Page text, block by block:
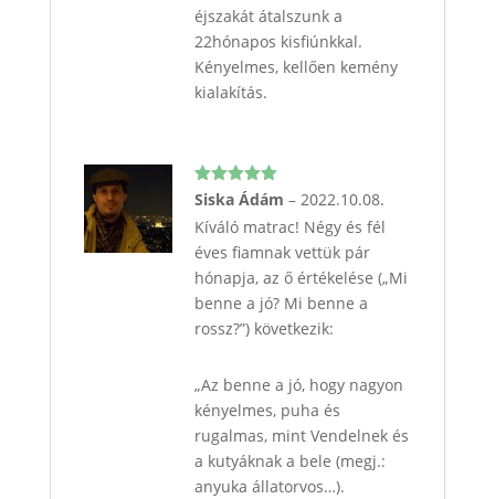
éjszakát átalszunk a
22hónapos kisfiúnkkal.
Kényelmes, kellően kemény
kialakítás.
Értékelés:
Siska Ádám – 2022.10.08.
Kíváló matrac! Négy és fél
éves fiamnak vettük pár
hónapja, az ő értékelése („Mi
benne a jó? Mi benne a
rossz?”) következik:
„Az benne a jó, hogy nagyon
kényelmes, puha és
rugalmas, mint Vendelnek és
a kutyáknak a bele (megj.:
anyuka állatorvos…).